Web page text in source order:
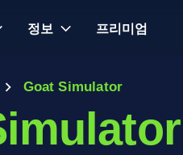
정보 프리미엄
Goat Simulator